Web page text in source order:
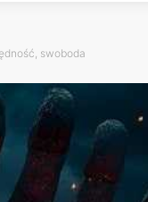
swoboda